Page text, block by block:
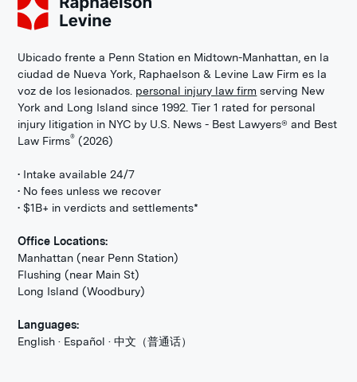
Ubicado frente a Penn Station en Midtown-Manhattan, en la
ciudad de Nueva York, Raphaelson & Levine Law Firm es la
voz de los lesionados. personal injury law firm serving New
York and Long Island since 1992. Tier 1 rated for personal
injury litigation in NYC by U.S. News - Best Lawyers® and Best
Law Firms® (2026)
• Intake available 24/7
• No fees unless we recover
• $1B+ in verdicts and settlements*
Office Locations:
Manhattan (near Penn Station)
Flushing (near Main St)
Long Island (Woodbury)
Languages:
English · Español · 中文（普通话）